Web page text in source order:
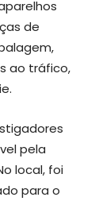
de
ao tráfico,
pela
local, foi
para o